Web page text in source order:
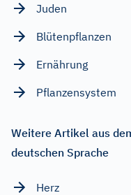
Juden
Blütenpflanzen
Ernährung
Pflanzensystem
Weitere Artikel aus
deutschen Sprache
Herz